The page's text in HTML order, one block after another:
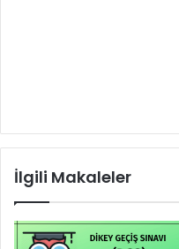
İlgili Makaleler